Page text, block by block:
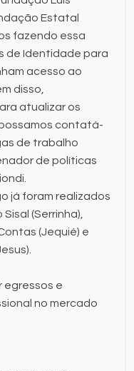
Estatal
fazendo essa
de Identidade para
acesso ao
disso,
atualizar os
contatá-
de trabalho
de políticas
já foram realizados
(Serrinha),
(Jequié) e
egressos e
no mercado